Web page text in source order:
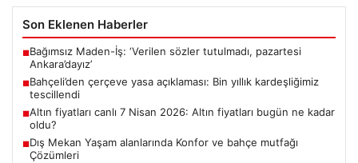
Son Eklenen Haberler
■Bağımsız Maden-İş: ‘Verilen sözler tutulmadı, pazartesi
Ankara’dayız’
■Bahçeli’den çerçeve yasa açıklaması: Bin yıllık kardeşliğimiz
tescillendi
■Altın fiyatları canlı 7 Nisan 2026: Altın fiyatları bugün ne kadar
oldu?
■Dış Mekan Yaşam alanlarında Konfor ve bahçe mutfağı
Çözümleri